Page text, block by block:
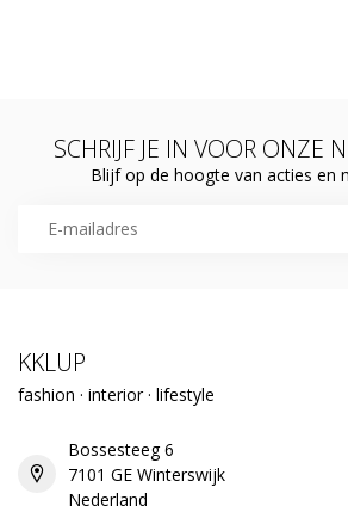
SCHRIJF JE IN VOOR ONZE
Blijf op de hoogte van acties en
KKLUP
fashion · interior · lifestyle
Bossesteeg 6
7101 GE Winterswijk
Nederland